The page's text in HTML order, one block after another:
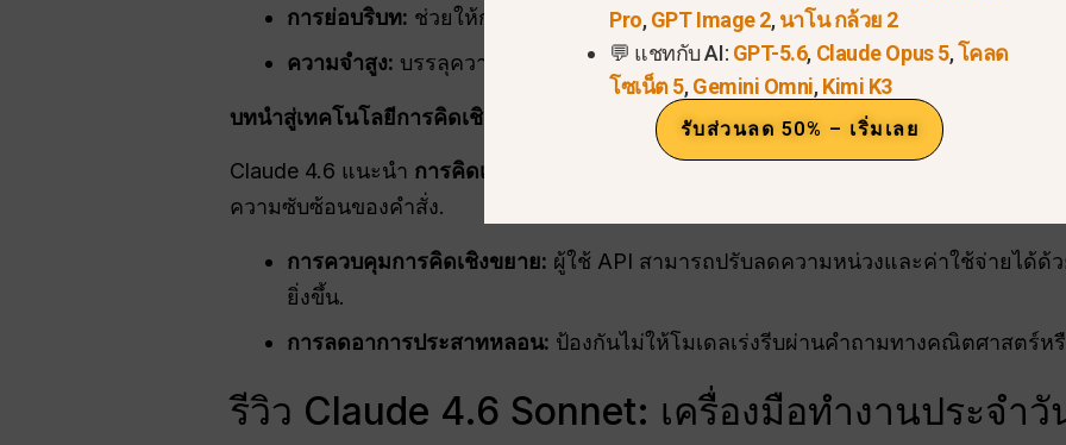
การย่อบริบท: ช่วยให้การสนทนาที่ยาวยังคงจัดการได้ง่ายโดยไม่สูญเสียรายละเอียดส
ความจำสูง: บรรลุความแม่นยำในการดึงข้อมูลเกือบสมบูรณ์แบบแม้ที่ขีดจำกัด 1 ล้าน
บทนำสู่เทคโนโลยีการคิดเชิงปรับตัว
Claude 4.6 แนะนำ การคิดเชิงปรับตัว
, ช่วยให้แบบจำลองสามารถปรับระดับความลึกของก
ความซับซ้อนของคำสั่ง.
การควบคุมการคิดเชิงขยาย: ผู้ใช้ API สามารถปรับลดความหน่วงและค่าใช้จ่ายได้ด้ว
ยิ่งขึ้น.
การลดอาการประสาทหลอน: ป้องกันไม่ให้โมเดลเร่งรีบผ่านคำถามทางคณิตศาสตร์ห
รีวิว Claude 4.6 Sonnet: เครื่องมือทำงานประจำ
Pro,GPT Image 2,นาโน กล้วย 2
💬 แชทกับ AI: GPT-5.6, Claude Opus 5,โคลด
โซเน็ต 5,Gemini Omni,Kimi K3
รับส่วนลด 50% – เริ่มเลย